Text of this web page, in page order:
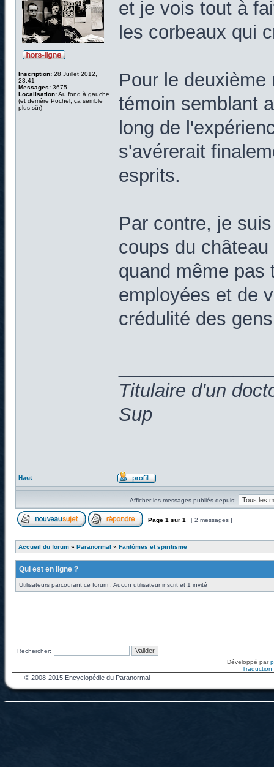
Inscription: 28 Juillet 2012,
23:41
Messages: 3675
Localisation:Au fond à gauche
(et derrière Pochel, ça semble
plus sûr)
et je vois tout à
les corbeaux qui
Pour le
témoin semblant
long de
s'avérerait
esprits.
Par contre, je
coups du
quand même pas
employées et de
crédulité des
Titulaire d'un
Sup
Haut
Afficher les messages publiés depuis:
Page 1 sur 1 [ 2 messages ]
Accueil du forum » Paranormal » Fantômes et spiritisme
Qui est en ligne ?
Utilisateurs parcourant ce forum : Aucun utilisateur inscrit et 1 invité
Rechercher:
Développé par
Traduction
© 2008-2015 Encyclopédie du Paranormal